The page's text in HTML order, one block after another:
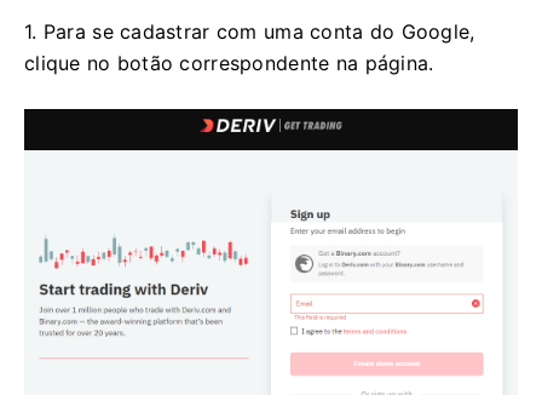
1. Para se cadastrar com uma conta do Google,
clique no botão correspondente na página.